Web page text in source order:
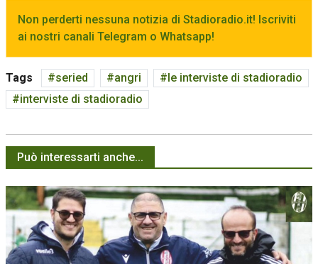
Non perderti nessuna notizia di Stadioradio.it! Iscriviti
ai nostri canali Telegram o Whatsapp!
Tags seried angri
le interviste di stadioradio
interviste di stadioradio
Può interessarti anche...